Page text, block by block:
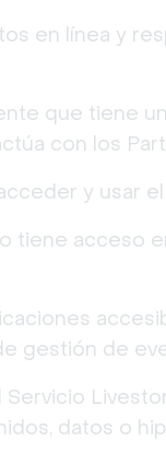
en línea y
que tiene
con los
y usar
tiene acceso
gestión de
datos o